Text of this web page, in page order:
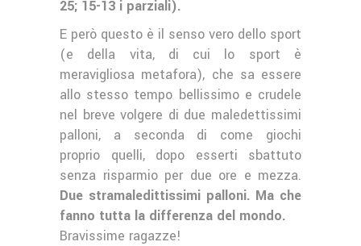
25; 15-13 i parziali).
E però questo è il senso vero dello sport
(e della vita, di cui lo sport è
meravigliosa metafora), che sa essere
allo stesso tempo bellissimo e crudele
nel breve volgere di due maledettissimi
palloni, a seconda di come giochi
proprio quelli, dopo esserti sbattuto
senza risparmio per due ore e mezza.
Due stramaledittissimi palloni. Ma che
fanno tutta la differenza del mondo.
Bravissime ragazze!